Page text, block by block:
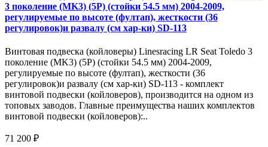
3 поколение (MK3) (5P) (стойки 54.5 мм) 2004-2009,
регулируемые по высоте (фултап), жесткости (36
регулировок)и развалу (см хар-ки) SD-113
Винтовая подвеска (койловеры) Linesracing LR Seat Toledo 3
поколение (MK3) (5P) (стойки 54.5 мм) 2004-2009,
регулируемые по высоте (фултап), жесткости (36
регулировок)и развалу (см хар-ки) SD-113 - комплект
винтовой подвески (койловеров), производится на одном из
топовых заводов. Главные преимущества наших комплектов
винтовой подвески (койловеров):..
71 200 ₽